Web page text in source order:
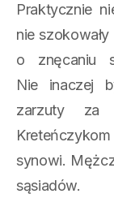
Praktycznie
nie
o znęcaniu
Nie inaczej
zarzuty za
synowi.
sąsiadów.